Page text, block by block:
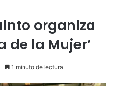
organiza
de la Mujer’
1 minuto de lectura